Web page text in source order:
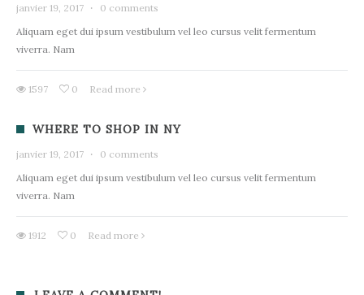
janvier 19, 2017 ·
0 comments
Aliquam eget dui ipsum vestibulum vel leo cursus velit fermentum
viverra. Nam
1597 0 Read more
WHERE TO SHOP IN NY
janvier 19, 2017 ·
0 comments
Aliquam eget dui ipsum vestibulum vel leo cursus velit fermentum
viverra. Nam
1912 0 Read more